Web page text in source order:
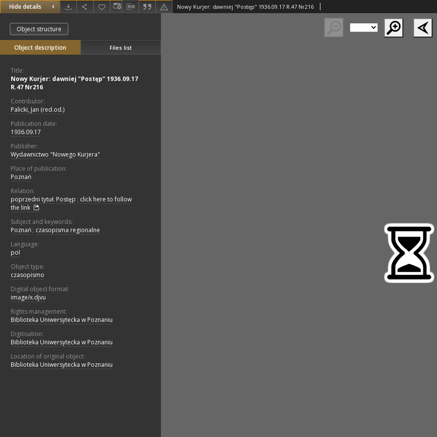
Hide details Nowy Kurjer: dawniej "Postęp" 1936.09.17 R.47 Nr216
Object structure
Object description Files list
Title:
Nowy Kurjer: dawniej "Postęp" 1936.09.17
R.47 Nr216
Contributor:
Palicki, Jan (red.od.)
Publication date:
1936.09.17
Publisher:
Wydawnictwo "Nowego Kurjera"
Place of publication:
Poznań
Relation:
poprzedni tytuł: Postęp ; click here to follow
the link
Subject and keywords:
Poznań ; czasopisma regionalne
Language:
pol
Object type:
czasopismo
Digital object format:
image/x.djvu
Rights management:
Biblioteka Uniwersytecka w Poznaniu
Digitisation:
Biblioteka Uniwersytecka w Poznaniu
Location of original object:
Biblioteka Uniwersytecka w Poznaniu